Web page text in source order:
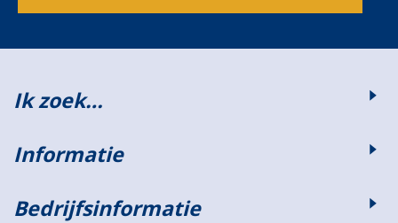
Ik zoek…
Informatie
Bedrijfsinformatie